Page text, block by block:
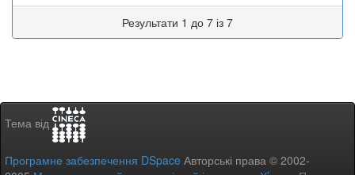
Результати 1 до 7 із 7
Тема від
Програмне забезпечення DSpace Авторські права © 2002-